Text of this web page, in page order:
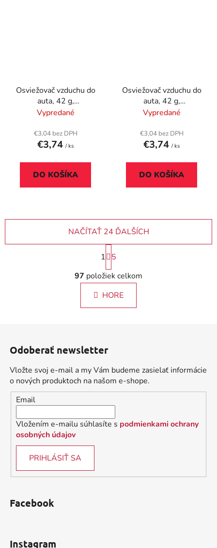
Osviežovač vzduchu do
auta, 42 g,
CALIFORNIA SCENTS
Vypredané
€3,04 bez DPH
€3,74 / ks
DO KOŠÍKA
Osviežovač vzduchu do
auta, 42 g,
CALIFORNIA SCENTS
Vypredané
€3,04 bez DPH
€3,74 / ks
DO KOŠÍKA
O
v
l
á
d
e
p
r
v
k
y
v
ý
NAČÍTAŤ 24 ĎALŠÍCH
S
t
r
á
n
k
e
1
5
97 položiek celkom
HORE
Odoberať newsletter
Vložte svoj e-mail a my Vám budeme zasielať informácie
o nových produktoch na našom e-shope.
Email
Vložením e-mailu súhlasíte s podmienkami ochrany
osobných údajov
PRIHLÁSIŤ SA
Facebook
Instagram